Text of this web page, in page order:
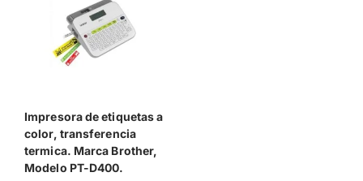
Impresora de etiquetas a
color, transferencia
termica. Marca Brother,
Modelo PT-D400.